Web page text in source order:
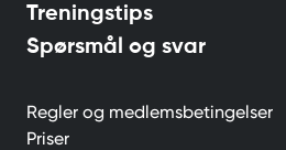
Treningstips
Spørsmål og svar
Regler og medlemsbetingelser
Priser